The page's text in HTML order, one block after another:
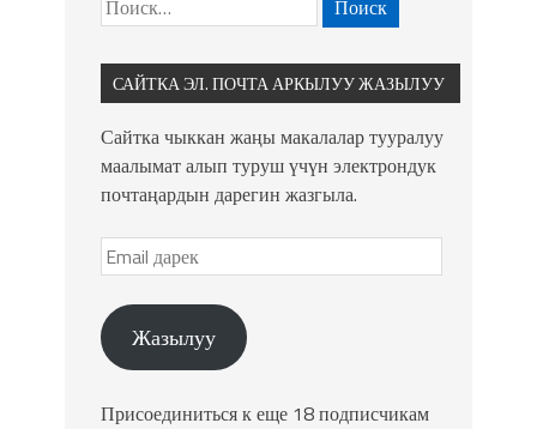
САЙТКА ЭЛ. ПОЧТА АРКЫЛУУ ЖАЗЫЛУУ
Сайтка чыккан жаңы макалалар тууралуу
маалымат алып туруш үчүн электрондук
почтаңардын дарегин жазгыла.
Жазылуу
Присоединиться к еще 18 подписчикам